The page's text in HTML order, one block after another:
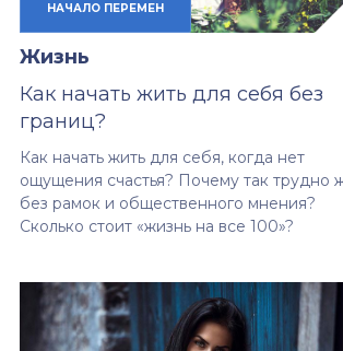
НАЧАЛО ПЕРЕМЕН
Жизнь
Как начать жить для себя без
границ?
Как начать жить для себя, когда нет
ощущения счастья? Почему так трудно
без рамок и общественного мнения?
Сколько стоит «жизнь на все 100»?